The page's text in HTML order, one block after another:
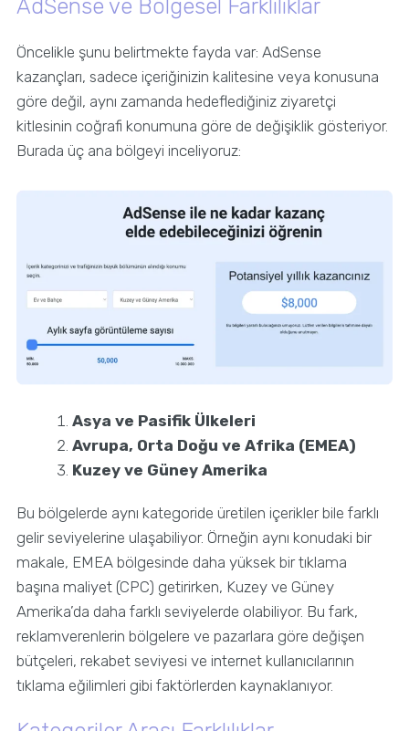
AdSense ve Bölgesel Farklılıklar
Öncelikle şunu belirtmekte fayda var: AdSense
kazançları, sadece içeriğinizin kalitesine veya konusuna
göre değil, aynı zamanda hedeflediğiniz ziyaretçi
kitlesinin coğrafi konumuna göre de değişiklik gösteriyor.
Burada üç ana bölgeyi inceliyoruz:
Asya ve Pasifik Ülkeleri
Avrupa, Orta Doğu ve Afrika (EMEA)
Kuzey ve Güney Amerika
Bu bölgelerde aynı kategoride üretilen içerikler bile farklı
gelir seviyelerine ulaşabiliyor. Örneğin aynı konudaki bir
makale, EMEA bölgesinde daha yüksek bir tıklama
başına maliyet (CPC) getirirken, Kuzey ve Güney
Amerika’da daha farklı seviyelerde olabiliyor. Bu fark,
reklamverenlerin bölgelere ve pazarlara göre değişen
bütçeleri, rekabet seviyesi ve internet kullanıcılarının
tıklama eğilimleri gibi faktörlerden kaynaklanıyor.